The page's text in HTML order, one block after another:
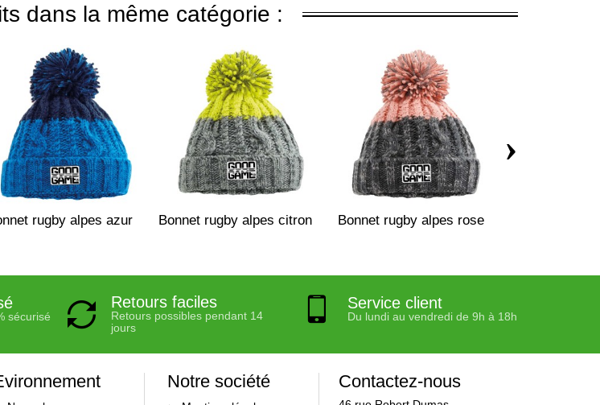
dans la même catégorie :
rugby alpes azur Bonnet rugby alpes citron Bonnet rugby alpes rose
›
sécurisé
Retours faciles
Retours possibles pendant 14
jours
Service client
Du lundi au vendredi de 9h à 18h
Notre société Contactez-nous